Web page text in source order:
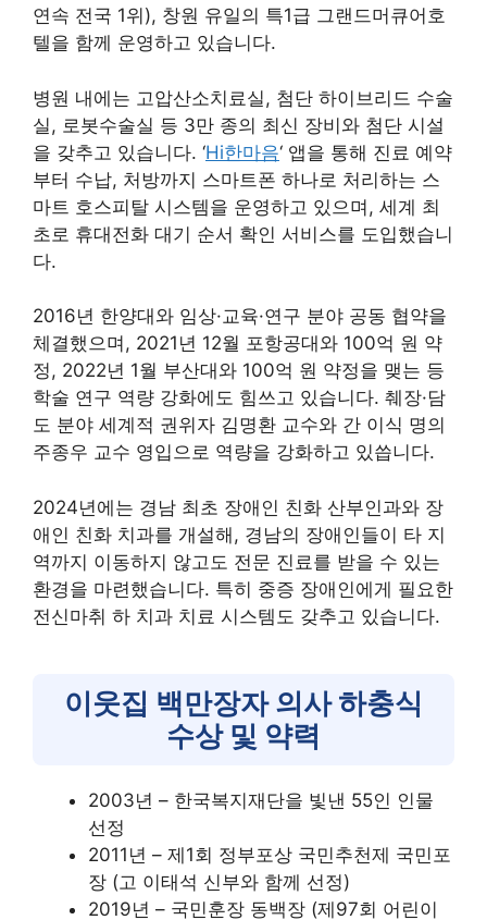
연속 전국 1위), 창원 유일의 특1급 그랜드머큐어호
텔을 함께 운영하고 있습니다.
병원 내에는 고압산소치료실, 첨단 하이브리드 수술
실, 로봇수술실 등 3만 종의 최신 장비와 첨단 시설
을 갖추고 있습니다. ‘Hi한마음‘ 앱을 통해 진료 예약
부터 수납, 처방까지 스마트폰 하나로 처리하는 스
마트 호스피탈 시스템을 운영하고 있으며, 세계 최
초로 휴대전화 대기 순서 확인 서비스를 도입했습니
다.
2016년 한양대와 임상·교육·연구 분야 공동 협약을
체결했으며, 2021년 12월 포항공대와 100억 원 약
정, 2022년 1월 부산대와 100억 원 약정을 맺는 등
학술 연구 역량 강화에도 힘쓰고 있습니다. 췌장·담
도 분야 세계적 권위자 김명환 교수와 간 이식 명의
주종우 교수 영입으로 역량을 강화하고 있씁니다.
2024년에는 경남 최초 장애인 친화 산부인과와 장
애인 친화 치과를 개설해, 경남의 장애인들이 타 지
역까지 이동하지 않고도 전문 진료를 받을 수 있는
환경을 마련했습니다. 특히 중증 장애인에게 필요한
전신마취 하 치과 치료 시스템도 갖추고 있습니다.
이웃집 백만장자 의사 하충식
수상 및 약력
2003년 – 한국복지재단을 빛낸 55인 인물
선정
2011년 – 제1회 정부포상 국민추천제 국민포
장 (고 이태석 신부와 함께 선정)
2019년 – 국민훈장 동백장 (제97회 어린이